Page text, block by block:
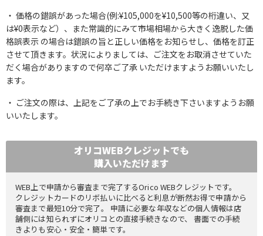
価格の錯誤があった場合(例:¥105,000を¥10,500等の桁違い、又
は¥0表示など）、また常識的にみて市場相場から大きく逸脱した価
格誤表示 の場合は錯誤の旨と正しい価格をお知らせし、価格を訂正
させて頂きます。状況によりましては、ご注文をお取消させていた
だく場合がありますので何卒ご了承 いただけますようお願いいたし
ます。
ご注文の際は、上記をご了承の上でお手続き下さいますようお願
いいたします。
オリコWEBクレジットでも
購入いただけます
WEB上で申請から審査まで完了するOrico WEBクレジットです。
クレジットカードのリボ払いに比べると利息が断然お得で申請から
審査まで最短10分で完了。 申請に必要な年収などの個人情報は店
舗側には知られずにオリコとの直接手続きなので、 書面での手続
きよりも安心・安全・簡単です。